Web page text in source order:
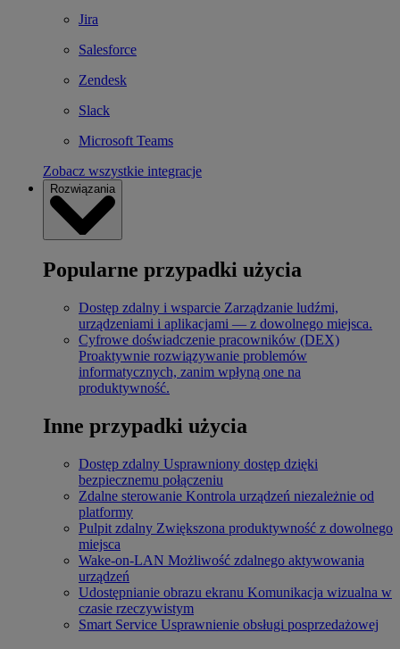
Jira
Salesforce
Zendesk
Slack
Microsoft Teams
Zobacz wszystkie integracje
Rozwiązania
Popularne przypadki użycia
Dostęp zdalny i wsparcie Zarządzanie ludźmi,
urządzeniami i aplikacjami — z dowolnego miejsca.
Cyfrowe doświadczenie pracowników (DEX)
Proaktywnie rozwiązywanie problemów
informatycznych, zanim wpłyną one na
produktywność.
Inne przypadki użycia
Dostęp zdalny Usprawniony dostęp dzięki
bezpiecznemu połączeniu
Zdalne sterowanie Kontrola urządzeń niezależnie od
platformy
Pulpit zdalny Zwiększona produktywność z dowolnego
miejsca
Wake-on-LAN Możliwość zdalnego aktywowania
urządzeń
Udostępnianie obrazu ekranu Komunikacja wizualna w
czasie rzeczywistym
Smart Service Usprawnienie obsługi posprzedażowej